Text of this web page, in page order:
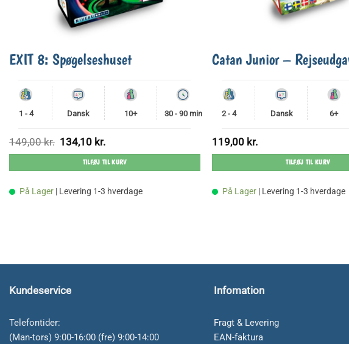
EXIT 8: Spøgelseshuset
1 - 4 Dansk 10+ 30 - 90 min
149,00kr. Den
oprindelige
pris
149,00 kr..
134,10 kr.
aktuelle
pris
er:
134,10 kr..
TILFØJ TIL KURV
På Lager | Levering 1-3 hverdage
Catan Junior –
2 - 4 Dansk 6+
119,00 kr.
TILFØJ TIL KURV
På Lager | Levering 1-3 hverdage
Kundeservice
Telefontider:
(Man-tors) 9:00-16:00 (fre) 9:00-14:00
Infomation
Fragt & Levering
EAN-faktura